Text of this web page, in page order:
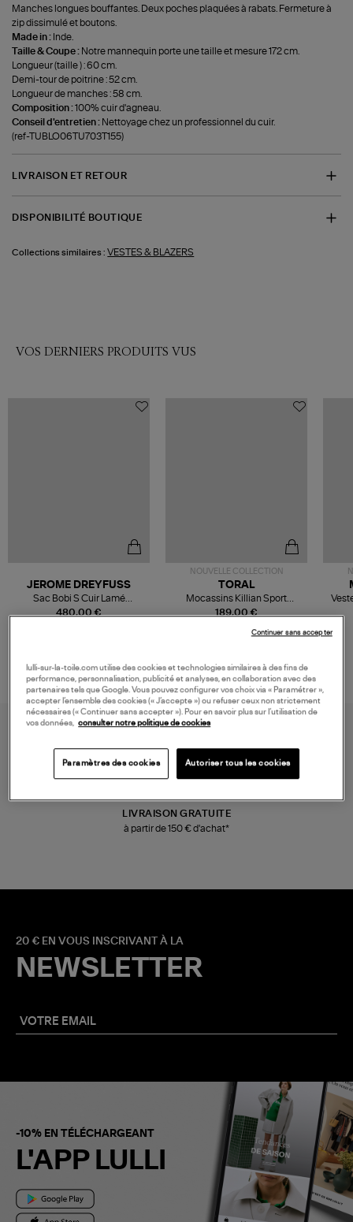
Manches longues bouffantes. Deux poches plaquées à rabats. Fermeture à
zip dissimulé et boutons.
Made in : Inde.
Taille & Coupe : Notre mannequin porte une taille et mesure 172 cm.
Longueur (taille ) : 60 cm.
Demi-tour de poitrine : 52 cm.
Longueur de manches : 58 cm.
Composition :100% cuir d'agneau.
Conseil d'entretien : Nettoyage chez un professionnel du cuir.
(ref-TUBLO06TU703T155)
LIVRAISON ET RETOUR
DISPONIBILITÉ BOUTIQUE
Collections similaires : VESTES & BLAZERS
VOS DERNIERS PRODUITS VUS
480,00 €
JEROME DREYFUSS
Sac Bobi S Cuir Lamé
Champagne
NOUVELLE COLLECTION
189,00 €
TORAL
Mocassins Killian Sport
Mousse
LIVRAISON GRATUITE
à partir de 150 € d'achat*
20 € EN VOUS INSCRIVANT À LA
NEWSLETTER
-10% EN TÉLÉCHARGEANT
L'APP LULLI
lulli-sur-la-toile.com utilise des cookies et technologies similaires à des fins de
performance, personnalisation, publicité et analyses, en collaboration avec des
partenaires tels que Google. Vous pouvez configurer vos choix via « Paramétrer »,
accepter l’ensemble des cookies (« J’accepte ») ou refuser ceux non strictement
nécessaires (« Continuer sans accepter »). Pour en savoir plus sur l’utilisation de
vos données, consulter notre politique de cookies
Paramètres des cookies Autoriser tous les cookies
Continuer sans accepter